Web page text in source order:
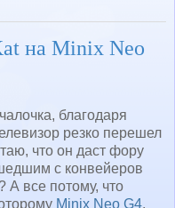
на Minix Neo
благодаря
резко перешел
что он даст фору
с конвейеров
все потому, что
Minix Neo G4,